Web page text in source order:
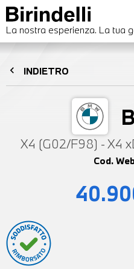
La nostra esperienza. La tua
chevron_left INDIETRO
X4 (G02/F98) - X4
Cod.